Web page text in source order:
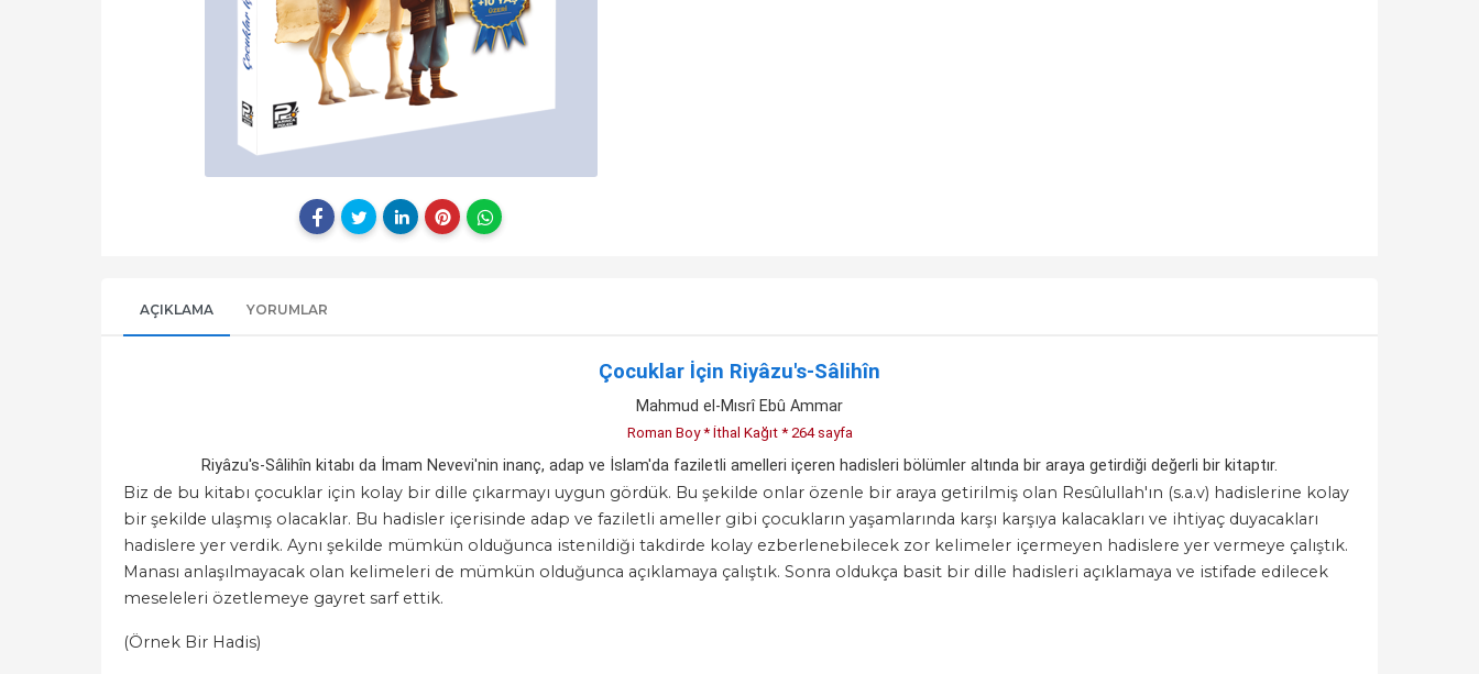
AÇIKLAMA YORUMLAR
Çocuklar İçin Riyâzu's-Sâlihîn
Mahmud el-Mısrî Ebû Ammar
Roman Boy * İthal Kağıt * 264 sayfa
Riyâzu's-Sâlihîn kitabı da İmam Nevevi'nin inanç, adap ve İslam'da faziletli amelleri içeren hadisleri bölümler altında bir araya getirdiği değerli bir kitaptır.
Biz de bu kitabı çocuklar için kolay bir dille çıkarmayı uygun gördük. Bu şekilde onlar özenle bir araya getirilmiş olan Resûlullah'ın (s.a.v) hadislerine kolay
bir şekilde ulaşmış olacaklar. Bu hadisler içerisinde adap ve faziletli ameller gibi çocukların yaşamlarında karşı karşıya kalacakları ve ihtiyaç duyacakları
hadislere yer verdik. Aynı şekilde mümkün olduğunca istenildiği takdirde kolay ezberlenebilecek zor kelimeler içermeyen hadislere yer vermeye çalıştık.
Manası anlaşılmayacak olan kelimeleri de mümkün olduğunca açıklamaya çalıştık. Sonra oldukça basit bir dille hadisleri açıklamaya ve istifade edilecek
meseleleri özetlemeye gayret sarf ettik.
(Örnek Bir Hadis)